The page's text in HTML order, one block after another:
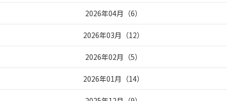
2026年04月 （6）
2026年03月 （12）
2026年02月 （5）
2026年01月 （14）